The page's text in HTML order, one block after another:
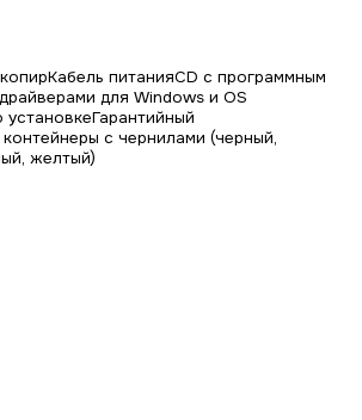
питанияCD с программным
для Windows и OS
с чернилами (черный,
желтый)